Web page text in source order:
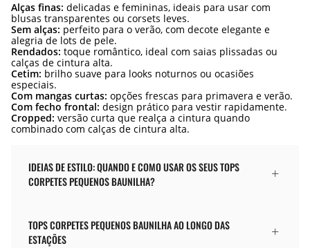
Alças finas: delicadas e femininas, ideais para usar com
blusas transparentes ou corsets leves.
Sem alças: perfeito para o verão, com decote elegante e
alegria de lots de pele.
Rendados: toque romântico, ideal com saias plissadas ou
calças de cintura alta.
Cetim: brilho suave para looks noturnos ou ocasiões
especiais.
Com mangas curtas: opções frescas para primavera e verão.
Com fecho frontal: design prático para vestir rapidamente.
Cropped: versão curta que realça a cintura quando
combinado com calças de cintura alta.
IDEIAS DE ESTILO: QUANDO E COMO USAR OS SEUS TOPS
CORPETES PEQUENOS BAUNILHA?
TOPS CORPETES PEQUENOS BAUNILHA AO LONGO DAS
ESTAÇÕES